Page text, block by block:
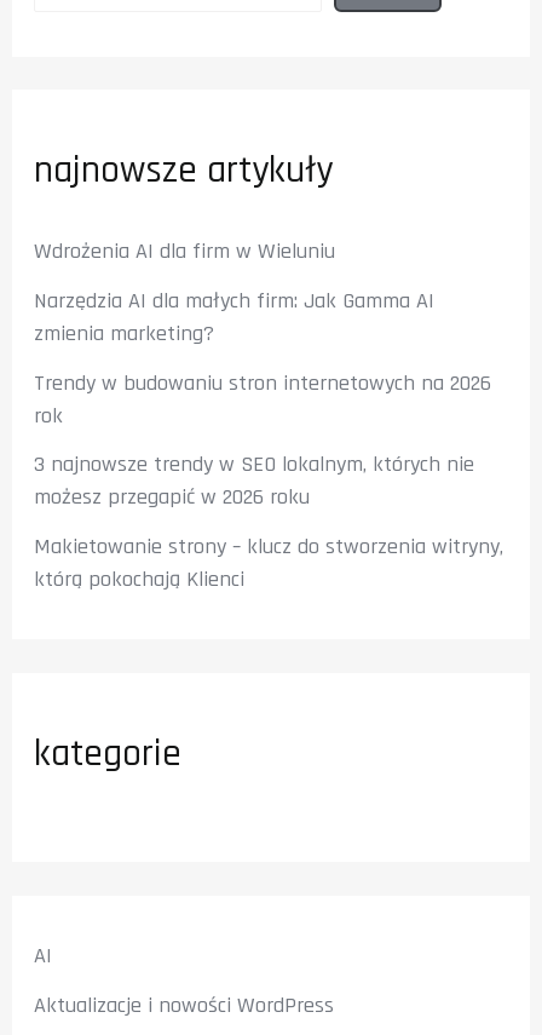
najnowsze artykuły
Wdrożenia AI dla firm w Wieluniu
Narzędzia AI dla małych firm: Jak Gamma AI
zmienia marketing?
Trendy w budowaniu stron internetowych na 2026
rok
3 najnowsze trendy w SEO lokalnym, których nie
możesz przegapić w 2026 roku
Makietowanie strony – klucz do stworzenia witryny,
którą pokochają Klienci
kategorie
AI
Aktualizacje i nowości WordPress